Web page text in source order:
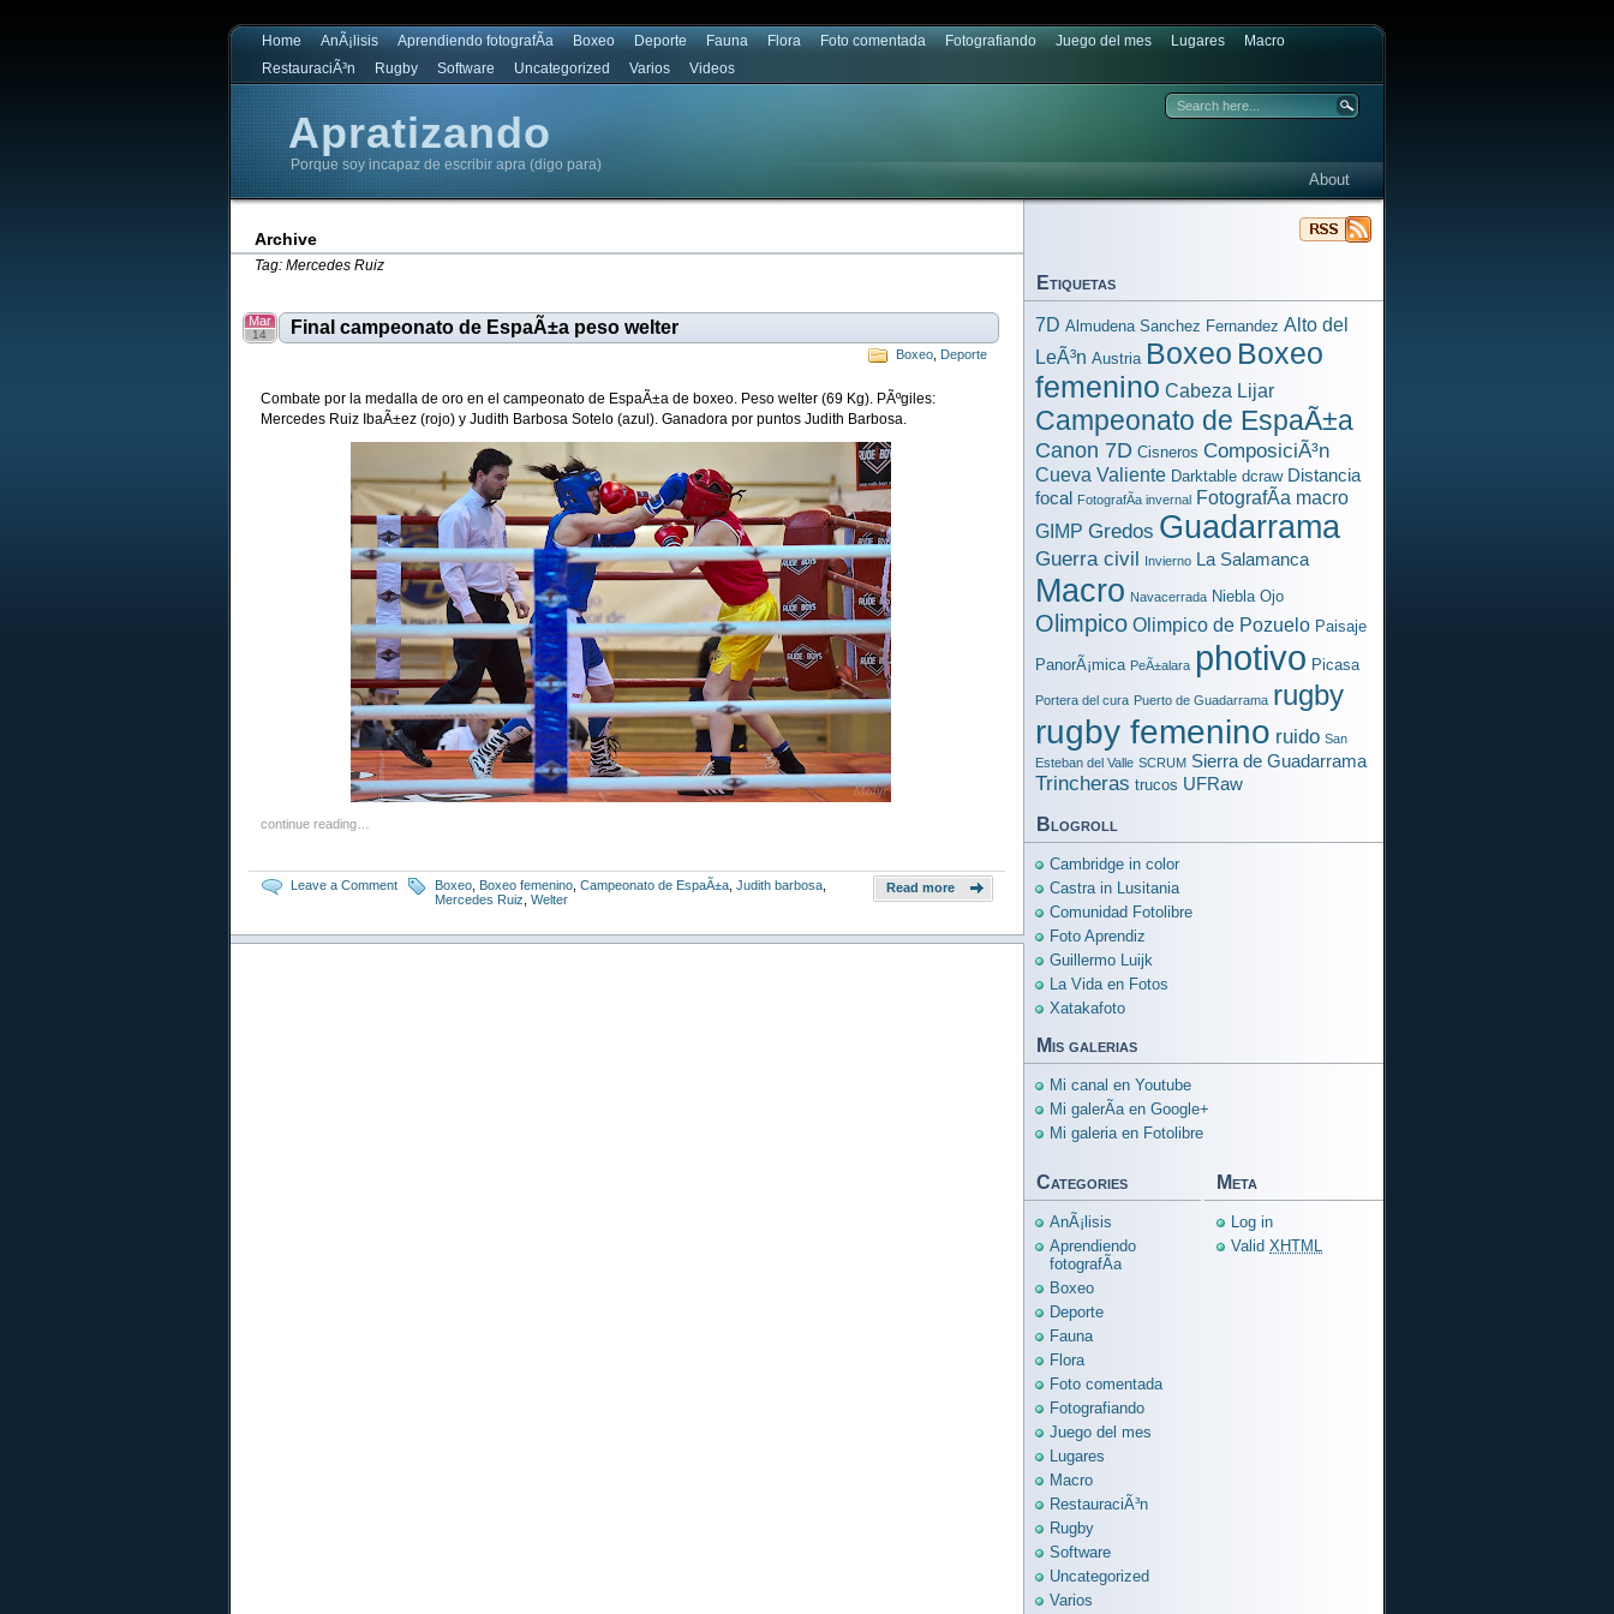
Home AnÃ¡lisis Aprendiendo fotografÃ­a Boxeo Deporte Fauna Flora Foto comentada Fotografiando Juego del mes Lugares
Macro
RestauraciÃ³n
Rugby Software Uncategorized Varios Videos
Apratizando
Porque soy incapaz de escribir apra (digo para)
About
Archive
Tag: Mercedes Ruiz
Final campeonato de EspaÃ±a peso welter
Mar
14
Boxeo Deporte
Combate por la medalla de oro en el campeonato de EspaÃ±a de boxeo. Peso welter (69 Kg). PÃºgiles:
Mercedes Ruiz IbaÃ±ez (rojo) y Judith Barbosa Sotelo (azul). Ganadora por puntos Judith Barbosa.
continue reading…
Leave a Comment Boxeo Boxeo femenino Campeonato de EspaÃ±a Judith barbosa
Mercedes Ruiz Welter
Read more
Etiquetas
7D Almudena Sanchez Fernandez Alto del
LeÃ³n Austria Boxeo Boxeo
femenino Cabeza Lijar
Campeonato de EspaÃ±a
Canon 7D Cisneros ComposiciÃ³n
Cueva Valiente Darktable dcraw Distancia
focal
FotografÃ­a invernal FotografÃ­a macro
GIMP Gredos Guadarrama
Guerra civil Invierno La Salamanca
Macro Navacerrada Niebla Ojo
Olimpico Olimpico de Pozuelo Paisaje
PanorÃ¡mica PeÃ±alara photivo Picasa
Portera del cura Puerto de Guadarrama rugby
rugby femenino ruido San
Esteban del Valle SCRUM Sierra de Guadarrama
Trincheras trucos UFRaw
Blogroll
Cambridge in color
Castra in Lusitania
Comunidad Fotolibre
Foto Aprendiz
Guillermo Luijk
La Vida en Fotos
Xatakafoto
Mis galerias
Mi canal en Youtube
Mi galerÃ­a en Google+
Mi galeria en Fotolibre
Categories
AnÃ¡lisis
Aprendiendo
fotografÃ­a
Boxeo
Deporte
Fauna
Flora
Foto comentada
Fotografiando
Juego del mes
Lugares
Macro
RestauraciÃ³n
Rugby
Software
Uncategorized
Varios
Meta
Log in
Valid XHTML